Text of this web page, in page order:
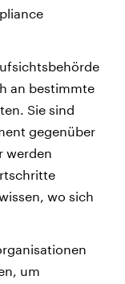
an bestimmte
Sie sind
gegenüber
werden
wo sich
um